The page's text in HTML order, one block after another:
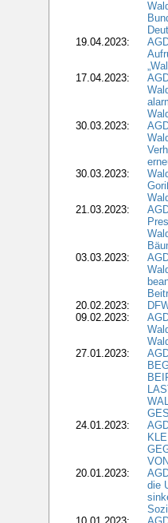
19.04.2023:
17.04.2023:
30.03.2023:
30.03.2023:
21.03.2023:
03.03.2023:
20.02.2023:
09.02.2023:
27.01.2023:
24.01.2023:
20.01.2023:
die